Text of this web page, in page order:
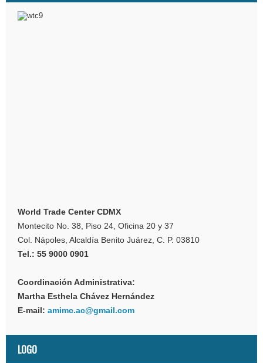
World Trade Center CDMX
Montecito No. 38, Piso 24, Oficina 20 y 37
Col. Nápoles, Alcaldía Benito Juárez, C. P. 03810
Tel.: 55 9000 0901
Coordinación Administrativa:
Martha Esthela Chávez Hernández
E-mail: amimc.ac@gmail.com
LOGO